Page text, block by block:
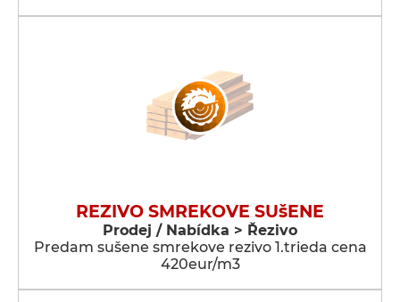
REZIVO SMREKOVE SUšENE
Prodej / Nabídka > Řezivo
Predam sušene smrekove rezivo 1.trieda cena
420eur/m3